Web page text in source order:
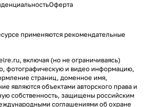
Оферта
применяются рекомендательные
включая (но не ограничиваясь)
фотографическую и видео информацию,
страниц, доменное имя,
являются объектами авторского права и
собственность, защищены российским
соглашениями об охране